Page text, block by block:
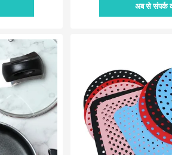
अब से संपर्क